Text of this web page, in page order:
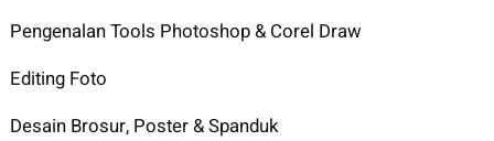
Pengenalan Tools Photoshop & Corel Draw
Editing Foto
Desain Brosur, Poster & Spanduk